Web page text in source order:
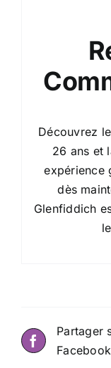
Découvrez
26 ans et
expérience
dès
Glenfiddich
Partager
Facebook